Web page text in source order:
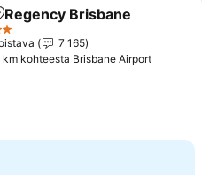
suosikkeihin
Regency Brisbane
7 165
km kohteesta Brisbane Airport